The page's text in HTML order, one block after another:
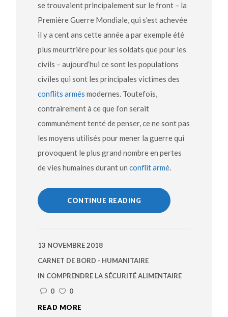
se trouvaient principalement sur le front – la
Première Guerre Mondiale, qui s’est achevée
il y a cent ans cette année a par exemple été
plus meurtrière pour les soldats que pour les
civils – aujourd’hui ce sont les populations
civiles qui sont les principales victimes des
conflits armés modernes. Toutefois,
contrairement à ce que l’on serait
communément tenté de penser, ce ne sont pas
les moyens utilisés pour mener la guerre qui
provoquent le plus grand nombre en pertes
de vies humaines durant un conflit armé.
CONTINUE READING
13 NOVEMBRE 2018
CARNET DE BORD - HUMANITAIRE
IN COMPRENDRE LA SÉCURITÉ ALIMENTAIRE
0
0
READ MORE